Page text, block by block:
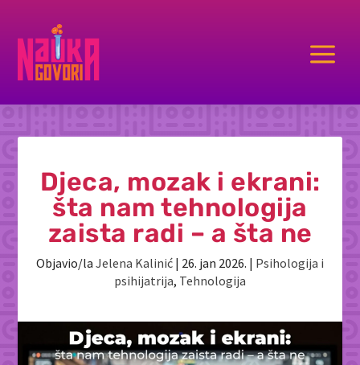
a
Djeca, mozak i ekrani:
šta nam tehnologija
zaista radi – a šta ne
Objavio/la Jelena Kalinić | 26. jan 2026. | Psihologija i
psihijatrija, Tehnologija